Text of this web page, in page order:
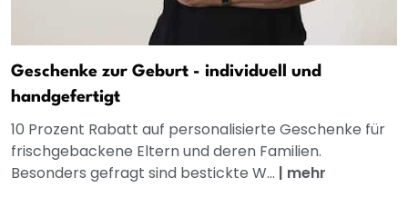
Geschenke zur Geburt - individuell und
handgefertigt
10 Prozent Rabatt auf personalisierte Geschenke für
frischgebackene Eltern und deren Familien.
Besonders gefragt sind bestickte W... | mehr